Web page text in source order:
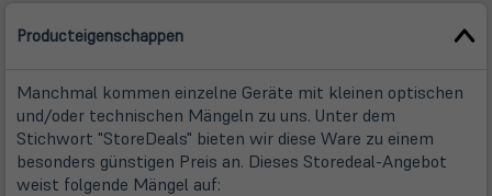
Producteigenschappen
Manchmal kommen einzelne Geräte mit kleinen optischen
und/oder technischen Mängeln zu uns. Unter dem
Stichwort "StoreDeals" bieten wir diese Ware zu einem
besonders günstigen Preis an. Dieses Storedeal-Angebot
weist folgende Mängel auf: